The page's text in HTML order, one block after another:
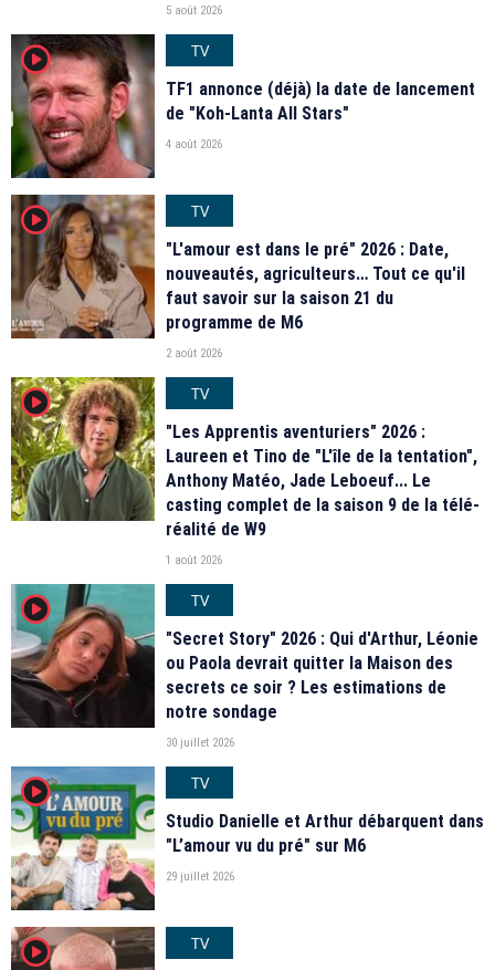
5 août 2026
player2
TV
TF1 annonce (déjà) la date de lancement
de "Koh-Lanta All Stars"
4 août 2026
player2
TV
"L'amour est dans le pré" 2026 : Date,
nouveautés, agriculteurs… Tout ce qu'il
faut savoir sur la saison 21 du
programme de M6
2 août 2026
player2
TV
"Les Apprentis aventuriers" 2026 :
Laureen et Tino de "L'île de la tentation",
Anthony Matéo, Jade Leboeuf... Le
casting complet de la saison 9 de la télé-
réalité de W9
1 août 2026
player2
TV
"Secret Story" 2026 : Qui d'Arthur, Léonie
ou Paola devrait quitter la Maison des
secrets ce soir ? Les estimations de
notre sondage
30 juillet 2026
player2
TV
Studio Danielle et Arthur débarquent dans
"L’amour vu du pré" sur M6
29 juillet 2026
player2
TV